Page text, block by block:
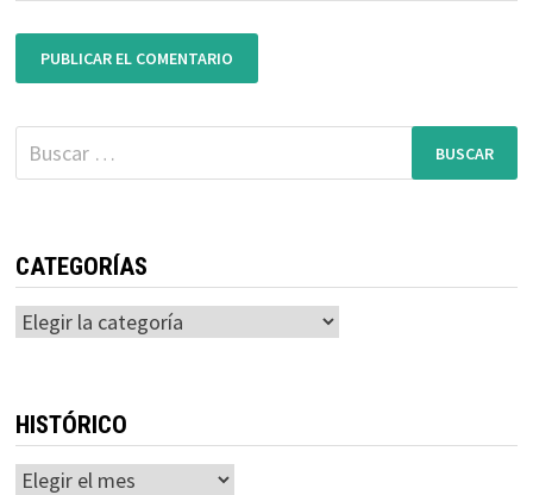
Buscar:
CATEGORÍAS
Categorías
HISTÓRICO
Histórico